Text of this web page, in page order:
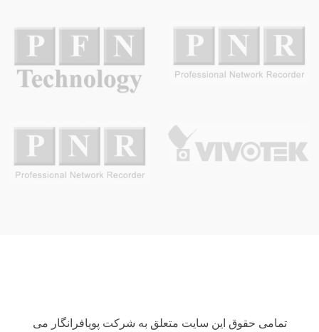
تمامی حقوق این سایت متعلق به شرکت پویافرانگار می